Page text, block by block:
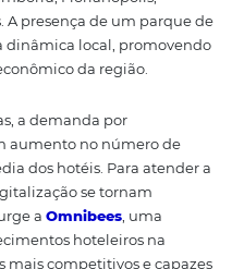
buscam diversão e
Sua diversidade de
anualmente, o que
no mercado hoteleiro
Camboriú, Florianópolis,
A presença de um
a dinâmica local,
e econômico da região.